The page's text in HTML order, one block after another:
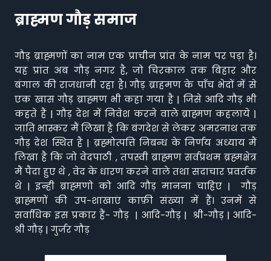
ब्राह्मण गौड़ समाज
गौड़ ब्राह्मणों का नाम एक प्राचीन प्रांत के नाम पर पड़ा है।
यह प्रांत अब गौड़ नगर है, जो चिरकाल तक बिहार और
बंगाल की राजधानी रहा है। गौड़ ब्राहमण के पाँच भेदों में से
एक खास गौड़ ब्राह्मण भी कहा गया है | जिसे आदि गौड़ भी
कहते हैं | गौड़ देश में निवेश करने वाले ब्राह्मण कहलाये |
जाति भास्कर मैं लिखा है कि बंगदेश से लेकर अमरनाथ तक
गौड़ देश स्थित है | ब्रह्मोत्पत्ति निबन्ध के निर्णय अध्याय मैं
लिखा है कि जो वेदपाठी , तपस्वी ब्राह्मण सर्वप्रथम ब्रह्मक्षेत्र
मैं पैदा हुए थे , वेद के धारण करने वाले तथा सदाचार प्रवर्तक
थे | इन्ही ब्राह्मणो को आदि गौड़ मानना चाहिए | गौड़
ब्राह्मणों की उप-शाखाएं काफ़ी संख्या में हैं। उनमें से
सर्वाधिक इस प्रकार हैं- गौड़ | आदि-गौड़ | श्री-गौड़ | आदि-
श्री गौड़ | गुर्जर गौड़